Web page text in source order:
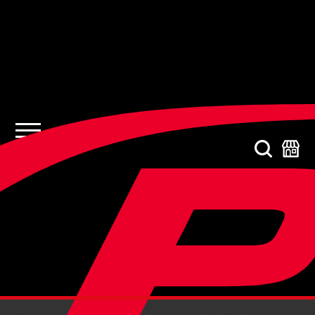
STARKER AIR BTF